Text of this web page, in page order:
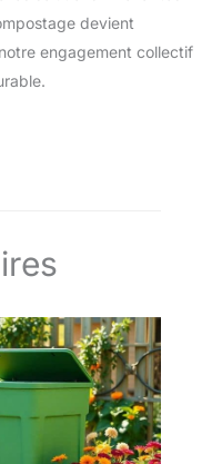
devient
engagement collectif